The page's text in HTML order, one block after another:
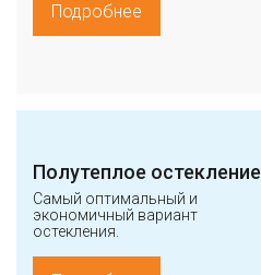
Подробнее
Полутеплое остекление
Самый оптимальный и
экономичный вариант
остекления.